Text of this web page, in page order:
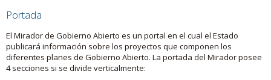
Portada
El Mirador de Gobierno Abierto es un portal en el cual el Estado
publicará información sobre los proyectos que componen los
diferentes planes de Gobierno Abierto. La portada del Mirador posee
4 secciones si se divide verticalmente: